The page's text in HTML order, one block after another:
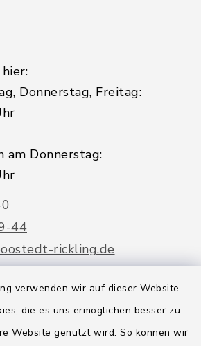
verwenden wir auf dieser Website
die es uns ermöglichen besser zu
Website genutzt wird. So können wir
Donnerstag, Freitag:
am Donnerstag:
44
rickling.de